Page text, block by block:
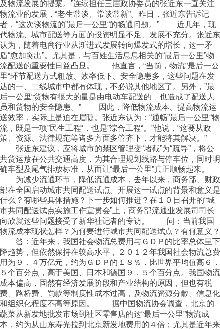
及物流发展的提案。”连续担任三届政协委员的张近东一直关注
物流业的发展，“老生常谈、常谈常新”。昨日，张近东告诉记
者，“这次谈物流的”最后一公里“的畅通问题。” 近几年，现
代物流、城市配送等方面的投资明显不足、发展不充分。张近东
认为，随着电商行业从渐进式发展转向爆发式的增长，这一矛
盾“愈加突出”。尤其是，与百姓生活息息相关的“最后一公里”物
流配送的重要性日益凸显。 他直言，“当前，物流”最后一公
里“环节配送方式粗放、效率低下、安全隐患多，这些问题在发
达的一、二线城市中都有体现，不必说其他地区了。另外，”最
后一公里“货物有很大的量是由电动车配送的，也造成了配送人
员和货物的安全隐患。” 因此，降低物流成本、提高物流运
送效率，实际上是迫在眉睫。张近东认为：“通畅”最后一公里“物
流，既是一项”民生工程“，也是”综合工程“。”他说，“这要从政
策、资源、法律规范等诸多方面多管齐下，才能将其解决。”
张近东建议，应将城市的禁区管理变“堵截”为“疏导”，将公
共货运放在公共交通高度，为其合理规划线路与停车位，同时明
确车型及尾气排放标准，从而让“最后一公里”真正顺畅起来。
为减少流通环节，降低流通成本，去年以来，商务部、财政
部在全国启动城市共同配送试点。开展这一试点的背景和意义是
什么？有哪些具体措施？下一步如何推进？在１０日召开的“城
市共同配送试点实施工作宣贯会”上，商务部流通业发展司司长
向欣就这些问题接受了新华社记者的专访。 问：当前我国
物流成本现状怎样？为何要进行城市共同配送试点？有何意义？
答：近年来，我国社会物流总费用与ＧＤＰ的比率总体呈下
降趋势，但依然保持在较高水平，２０１２年我国社会物流总费
用为９．４万亿元，约为ＧＤＰ的１８％，比世界平均值高６．
５个百分点，高于美国、日本和德国９．５个百分点。我国物流
成本偏高，固然有经济发展阶段和产业结构的原因，但也有税
费、路桥费、罚款等制度性成本过高，及物流资源分散、信息化
和组织化程度不高等原因。 据中国物流协会调查，北京的
蔬菜从新发地批发市场到社区零售店的这“最后一公里”物流成
本，约为从山东寿光拉到北京新发地费用的４倍；尤其是近年来